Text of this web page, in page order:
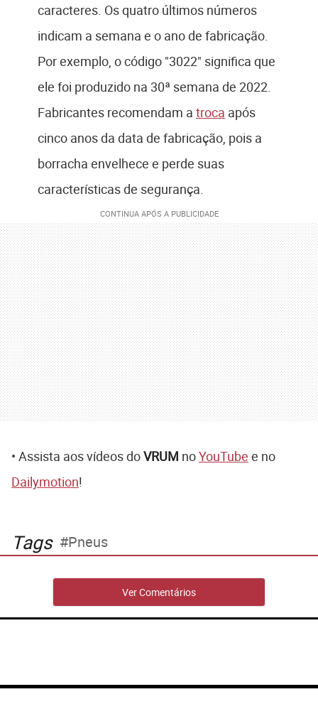
caracteres. Os quatro últimos números
indicam a semana e o ano de fabricação.
Por exemplo, o código "3022" significa que
ele foi produzido na 30ª semana de 2022.
Fabricantes recomendam a troca após
cinco anos da data de fabricação, pois a
borracha envelhece e perde suas
características de segurança.
• Assista aos vídeos doVRUM noYouTube e no
Dailymotion!
Tags Pneus
Ver Comentários